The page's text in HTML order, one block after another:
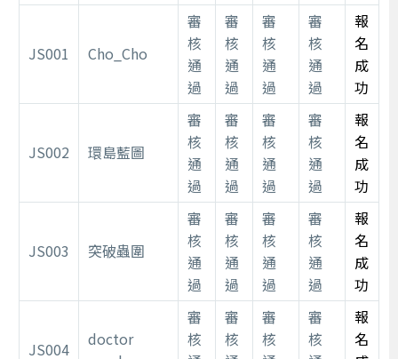
JS001 Cho_Cho
審
核
通
過
審
核
通
過
審
核
通
過
審
核
通
過
報
名
成
功
JS002 環島藍圖
審
核
通
過
審
核
通
過
審
核
通
過
審
核
通
過
報
名
成
功
JS003 突破蟲圍
審
核
通
過
審
核
通
過
審
核
通
過
審
核
通
過
報
名
成
功
JS004
doctor
審
核
審
核
審
核
審
核
報
名